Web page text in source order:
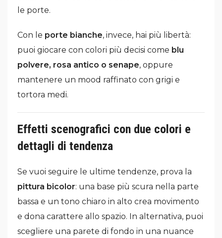
le porte.
Con le porte bianche, invece, hai più libertà:
puoi giocare con colori più decisi come blu
polvere, rosa antico o senape, oppure
mantenere un mood raffinato con grigi e
tortora medi.
Effetti scenografici con due colori e
dettagli di tendenza
Se vuoi seguire le ultime tendenze, prova la
pittura bicolor: una base più scura nella parte
bassa e un tono chiaro in alto crea movimento
e dona carattere allo spazio. In alternativa, puoi
scegliere una parete di fondo in una nuance